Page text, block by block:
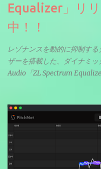
Equalizer」リ
中！！
レゾナンスを動的に抑制す
ザーを搭載した、ダイナミ
Audio「ZL Spectrum